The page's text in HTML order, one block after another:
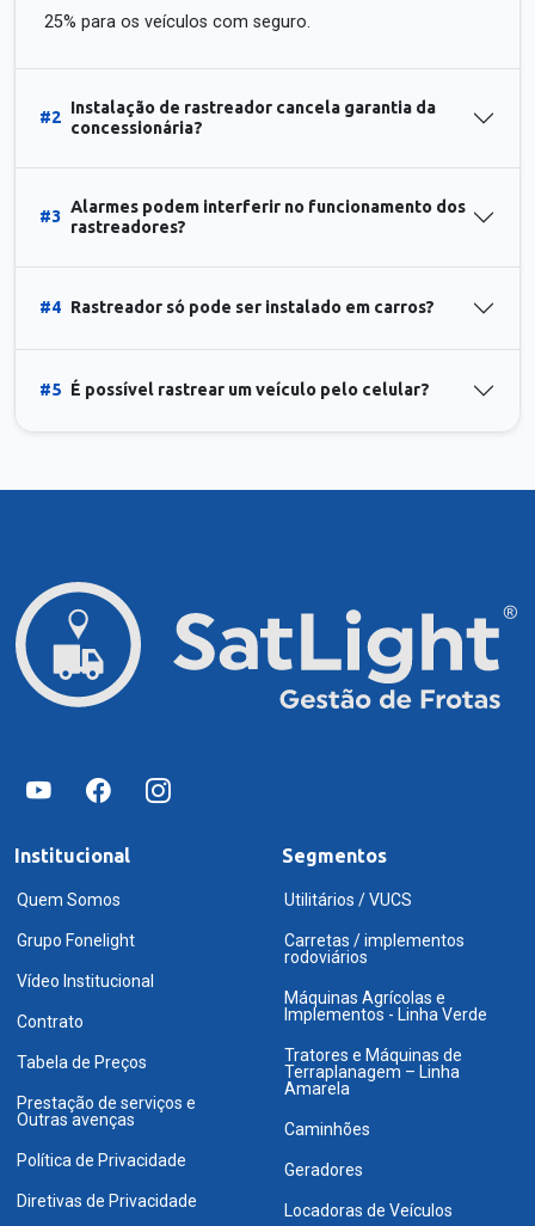
25% para os veículos com seguro.
#2
Instalação de rastreador cancela garantia da
concessionária?
#3
Alarmes podem interferir no funcionamento dos
rastreadores?
#4 Rastreador só pode ser instalado em carros?
#5 É possível rastrear um veículo pelo celular?
Institucional
Quem Somos
Grupo Fonelight
Vídeo Institucional
Contrato
Tabela de Preços
Prestação de serviços e
Outras avenças
Política de Privacidade
Diretivas de Privacidade
Segmentos
Utilitários / VUCS
Carretas / implementos
rodoviários
Máquinas Agrícolas e
Implementos - Linha Verde
Tratores e Máquinas de
Terraplanagem – Linha
Amarela
Caminhões
Geradores
Locadoras de Veículos